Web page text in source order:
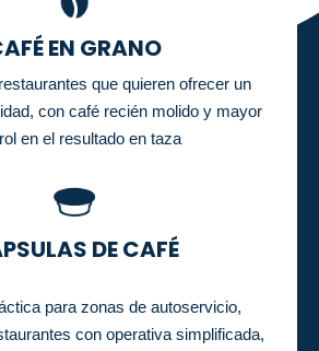
EN GRANO
que quieren ofrecer un
con café recién molido y mayor
en el resultado en taza
DE CAFÉ
para zonas de autoservicio,
con operativa simplificada,